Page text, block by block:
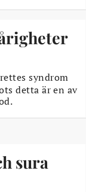
syndrom
detta är en av
sura